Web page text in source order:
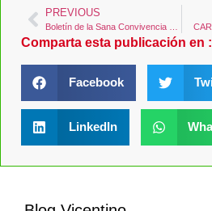
PREVIOUS
Comparta esta publicación en :
Facebook
LinkedIn